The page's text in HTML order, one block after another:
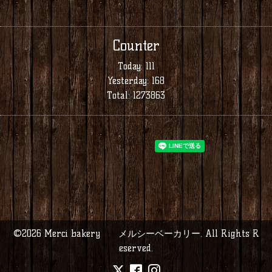
Counter
Today:111
Yesterday:168
Total:1273863
©2026 Merci bakery メルシーベーカリー . All Rights R
eserved.